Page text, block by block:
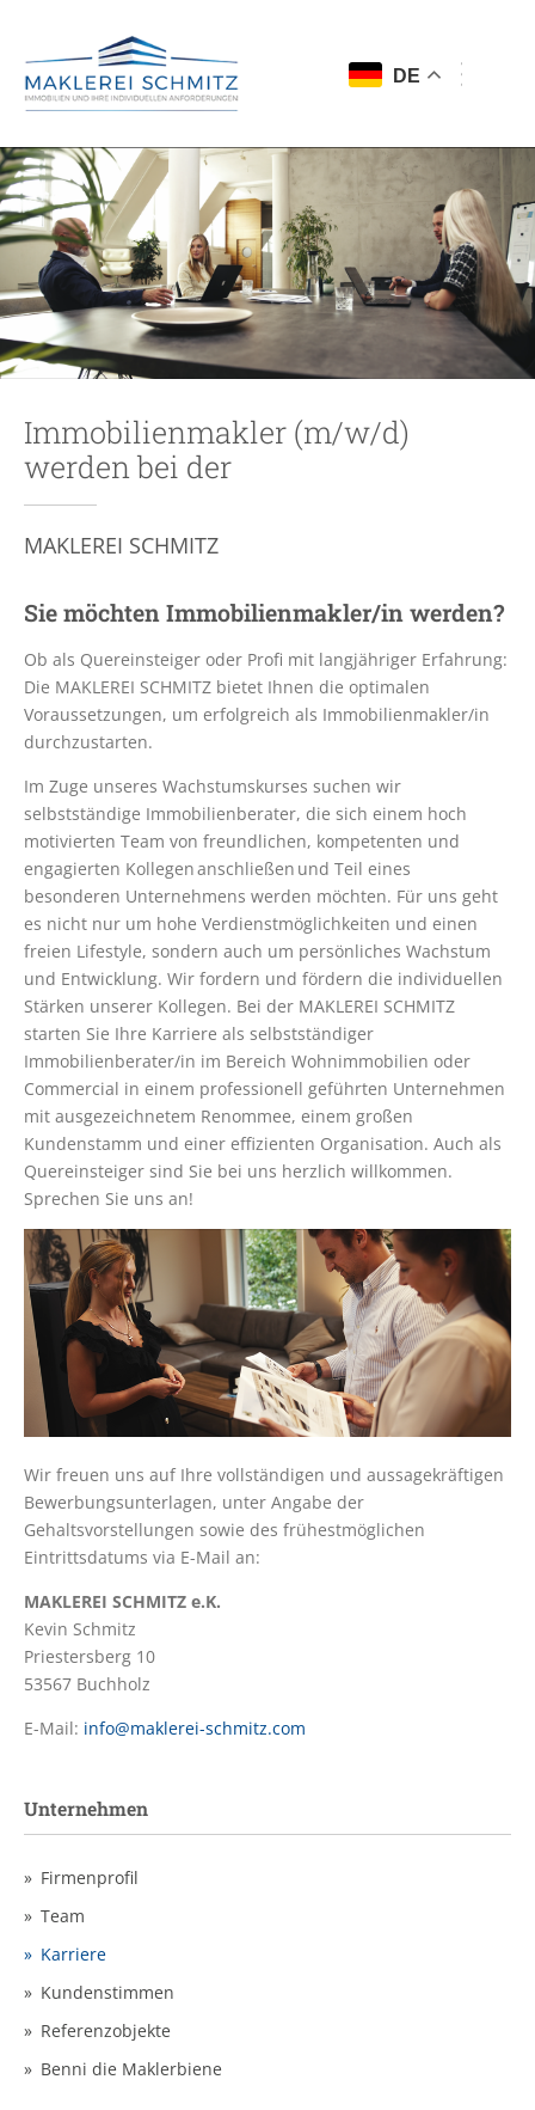
DE
Unternehmen
Firmenprofil
Team
Karriere
Kundenstimmen
Referenzobjekte
Benni die Maklerbiene
Immobilienmakler (m/w/d)
werden bei der
MAKLEREI SCHMITZ
Sie möchten Immobilienmakler/in werden?
Ob als Quereinsteiger oder Profi mit langjähriger Erfahrung:
Die MAKLEREI SCHMITZ bietet Ihnen die optimalen
Voraussetzungen, um erfolgreich als Immobilienmakler/in
durchzustarten.
Im Zuge unseres Wachstumskurses suchen wir
selbstständige Immobilienberater, die sich einem hoch
motivierten Team von freundlichen, kompetenten und
engagierten Kollegen anschließen und Teil eines
besonderen Unternehmens werden möchten. Für uns geht
es nicht nur um hohe Verdienstmöglichkeiten und einen
freien Lifestyle, sondern auch um persönliches Wachstum
und Entwicklung. Wir fordern und fördern die individuellen
Stärken unserer Kollegen. Bei der MAKLEREI SCHMITZ
starten Sie Ihre Karriere als selbstständiger
Immobilienberater/in im Bereich Wohnimmobilien oder
Commercial in einem professionell geführten Unternehmen
mit ausgezeichnetem Renommee, einem großen
Kundenstamm und einer effizienten Organisation. Auch als
Quereinsteiger sind Sie bei uns herzlich willkommen.
Sprechen Sie uns an!
Wir freuen uns auf Ihre vollständigen und aussagekräftigen
Bewerbungsunterlagen, unter Angabe der
Gehaltsvorstellungen sowie des frühestmöglichen
Eintrittsdatums via E-Mail an:
MAKLEREI SCHMITZ e.K.
Kevin Schmitz
Priestersberg 10
53567 Buchholz
E-Mail: info@maklerei-schmitz.com